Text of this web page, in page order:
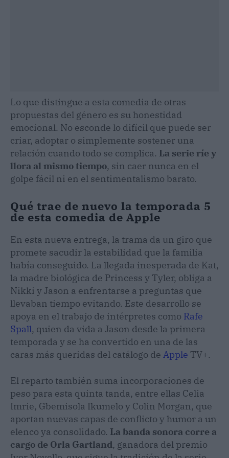
Lo que distingue a esta comedia de otras
propuestas del género es su honestidad
emocional. No esconde lo difícil que puede ser
criar, adoptar o simplemente sostener una
relación cuando todo se complica. La serie ríe y
llora al mismo tiempo, sin caer nunca en el
golpe fácil ni en el sentimentalismo barato.
Qué trae de nuevo la temporada 5
de esta comedia de Apple
En esta nueva entrega, la trama da un giro que
promete sacudir la estabilidad que la familia
había conseguido. La llegada inesperada de Kat,
la madre biológica de Princess y Tyler, obliga a
Nikki y Jason a enfrentarse a preguntas que
llevaban tiempo evitando. Este desarrollo se
apoya en el trabajo de intérpretes como Rafe
Spall, quien da vida a Jason desde la primera
temporada y se ha convertido en una de las
caras más queridas del catálogo de Apple TV+.
El reparto también suma incorporaciones de
peso para esta quinta tanda, entre ellas Celia
Imrie, Gbemisola Ikumelo y Colin Morgan, que
aportan nuevas capas de conflicto y humor a un
elenco ya consolidado. La banda sonora corre a
cargo de Orla Gartland, ganadora del premio